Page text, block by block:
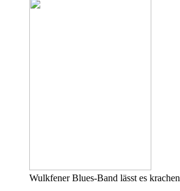
Wulkfener Blues-Band lässt es krachen